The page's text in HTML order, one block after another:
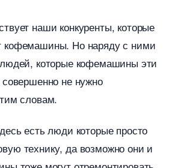
наши конкуренты, которые
кофемашины. Но наряду с ними
которые кофемашины эти
не нужно
словам.
есть люди которые просто
технику, да возможно они и